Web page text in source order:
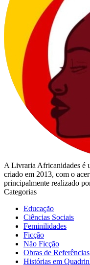
A Livraria Africanidades é
criado em 2013, com o
principalmente realizado
Categorias
Educação
Ciências Sociais
Feminilidades
Ficção
Não Ficção
Obras de Referências
Histórias em